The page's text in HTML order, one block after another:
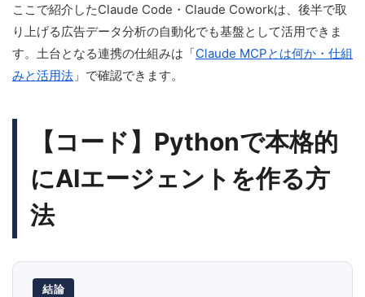
ここで紹介したClaude Code・Claude Coworkは、後半で取
り上げる広告データ分析の自動化でも基盤として活用できま
す。土台となる連携の仕組みは「Claude MCPとは何か・仕組
みと活用法 」で確認できます。
【コード】Pythonで本格的
にAIエージェントを作る方
法
結論